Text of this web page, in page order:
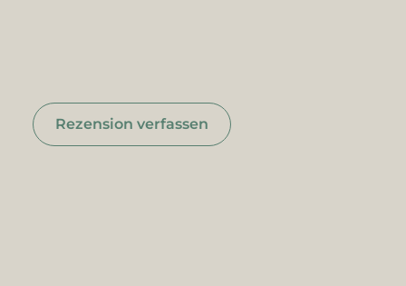
Rezension verfassen